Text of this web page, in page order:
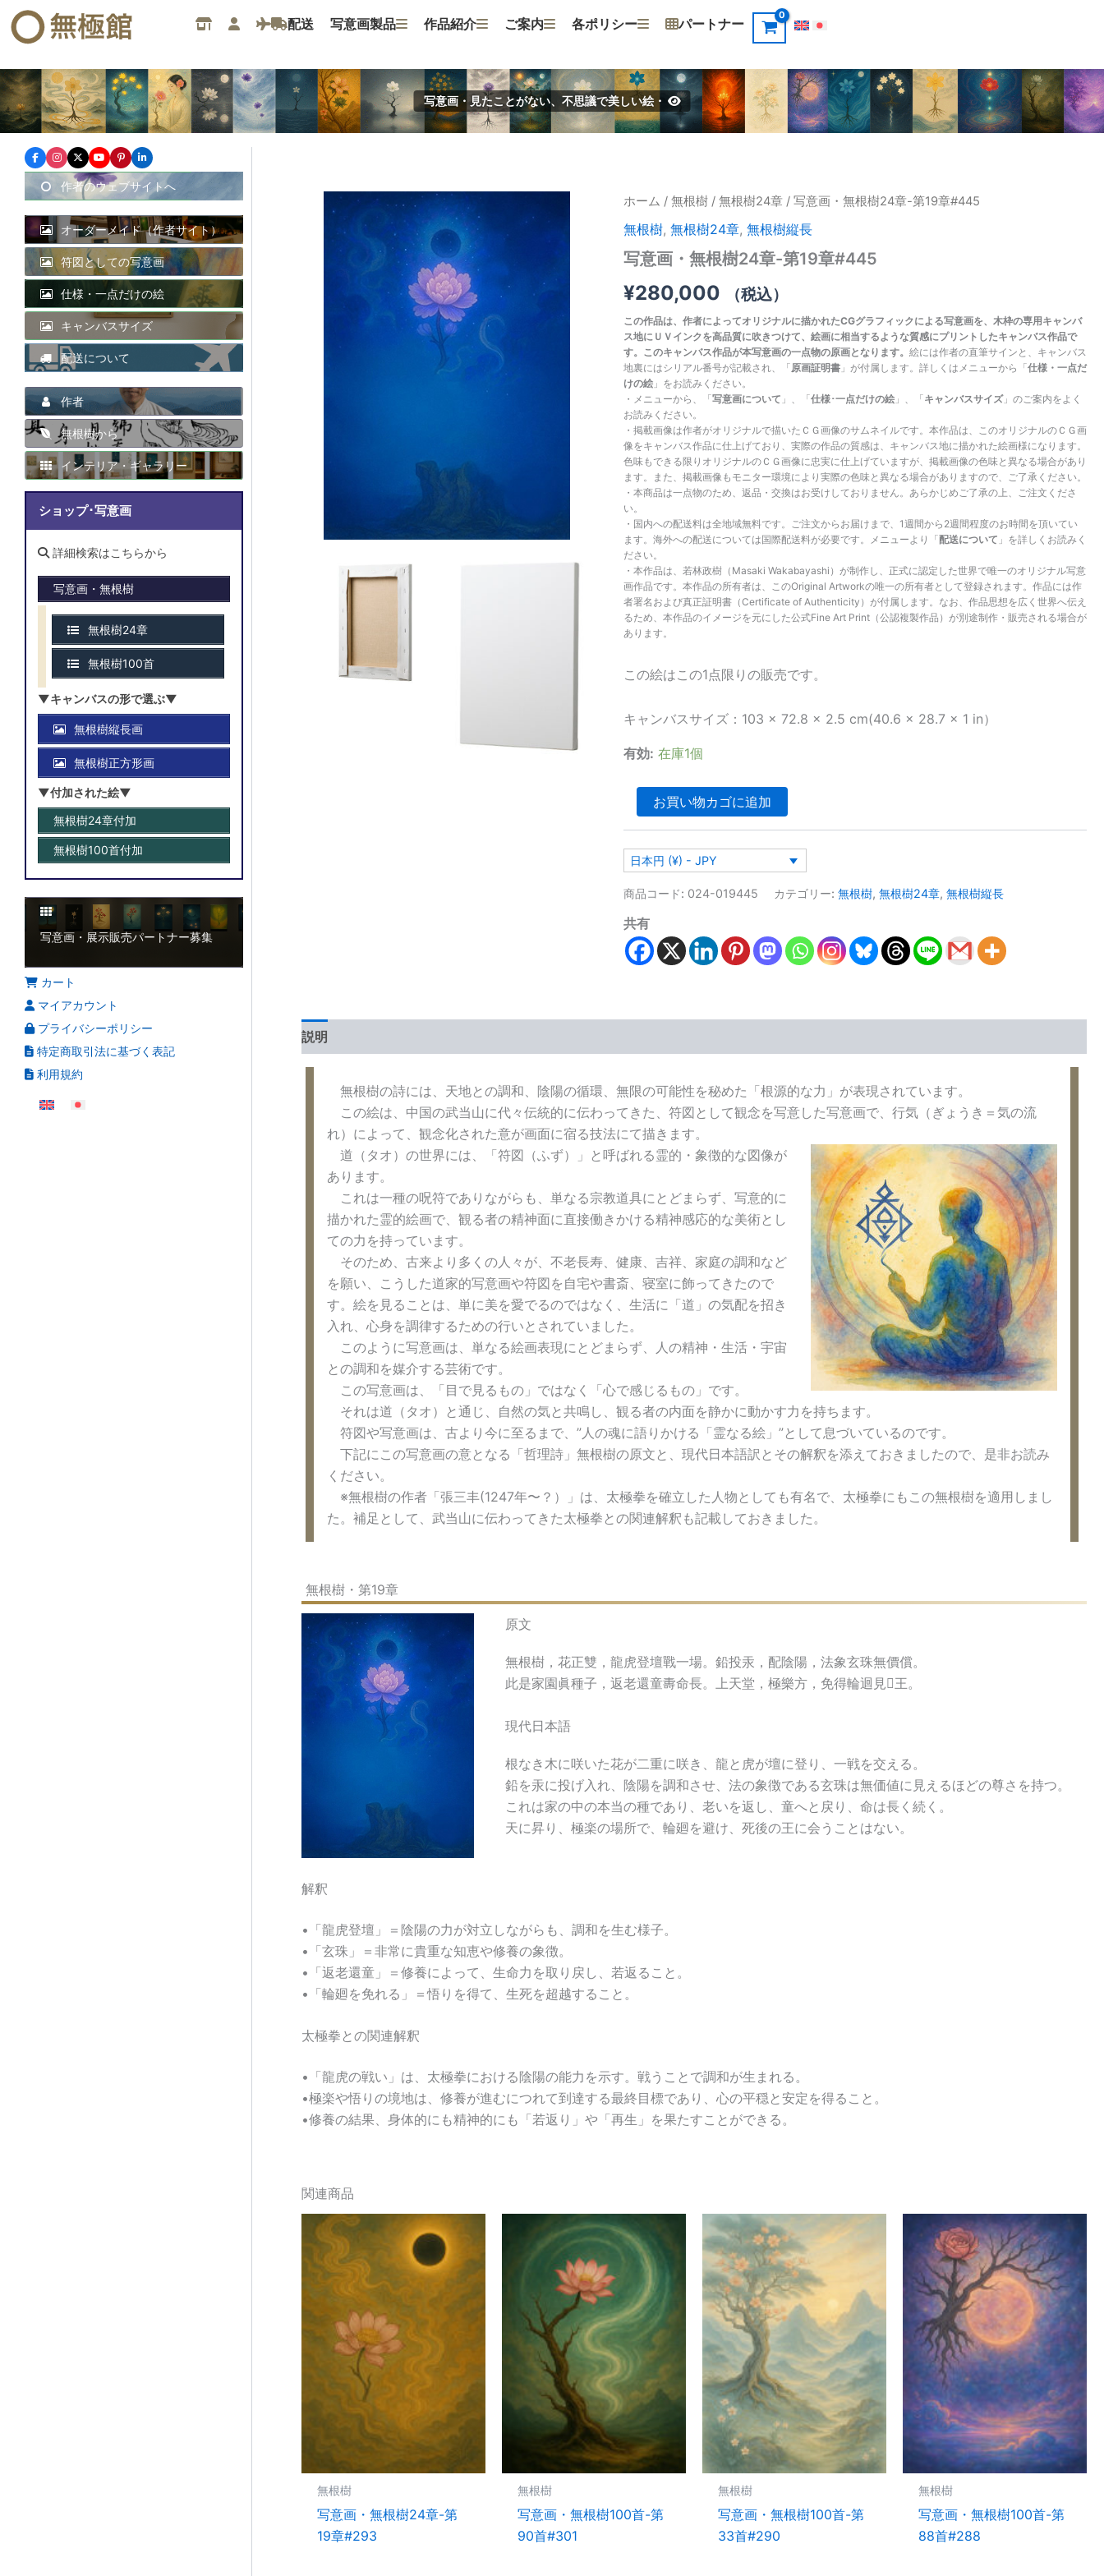
容
ス
キ
ッ
プ
配送 写意画製品 作品紹介 ご案内 各ポリシー パートナー
写意画・見たことがない、不思議で美しい絵・
作者のウェブサイトへ
オーダーメイド（作者サイト）
符図としての写意画
仕様・一点だけの絵
キャンバスサイズ
配送について
作者
無根樹から
インテリア・ギャラリー
ショップ･写意画
詳細検索はこちらから
写意画・無根樹
無根樹24章
無根樹100首
▼キャンバスの形で選ぶ▼
無根樹縦長画
無根樹正方形画
▼付加された絵▼
無根樹24章付加
無根樹100首付加
写意画・展示販売パートナー募集
カート
マイアカウント
プライバシーポリシー
特定商取引法に基づく表記
利用規約
ホーム / 無根樹/ 無根樹24章/ 写意画・無根樹24章-第19章#445
無根樹, 無根樹24章, 無根樹縦長
写意画・無根樹24章-第19章#445
¥280,000 （税込）
この作品は、作者によってオリジナルに描かれたCGグラフィックによる写意画を、木枠の専用キャンバ
ス地にＵＶインクを高品質に吹きつけて、絵画に相当するような質感にプリントしたキャンバス作品で
す。このキャンバス作品が本写意画の一点物の原画となります。 絵には作者の直筆サインと、キャンバス
地裏にはシリアル番号が記載され、「原画証明書」が付属します。詳しくはメニューから「仕様・一点だ
けの絵」をお読みください。
・メニューから、「写意画について 」、「仕様･一点だけの絵」、「キャンバスサイズ」のご案内をよく
お読みください。
・掲載画像は作者がオリジナルで描いたＣＧ画像のサムネイルです。本作品は、このオリジナルのＣＧ画
像をキャンバス作品に仕上げており、実際の作品の質感は、キャンバス地に描かれた絵画様になります。
色味もできる限りオリジナルのＣＧ画像に忠実に仕上げていますが、掲載画像の色味と異なる場合があり
ます。また、掲載画像もモニター環境により実際の色味と異なる場合がありますので、ご了承ください。
・本商品は一点物のため、返品・交換はお受けしておりません。あらかじめご了承の上、ご注文くださ
い。
・国内への配送料は全地域無料です。ご注文からお届けまで、1週間から2週間程度のお時間を頂いてい
ます。海外への配送については国際配送料が必要です。メニューより「配送について 」を詳しくお読みく
ださい。
・本作品は、若林政樹（Masaki Wakabayashi）が制作し、正式に認定した世界で唯一のオリジナル写意
画作品です。本作品の所有者は、このOriginal Artworkの唯一の所有者として登録されます。作品には作
者署名および真正証明書（Certificate of Authenticity）が付属します。なお、作品思想を広く世界へ伝え
るため、本作品のイメージを元にした公式Fine Art Print（公認複製作品）が別途制作・販売される場合が
あります。
この絵はこの1点限りの販売です。
キャンバスサイズ：103 × 72.8 × 2.5 cm(40.6 × 28.7 × 1 in）
有効: 在庫1個
写
画・
無
根
24
第
19
章
#445
個
お買い物カゴに追加
日本円 (¥) - JPY
商品コード: 024-019445 カテゴリー: 無根樹, 無根樹24章, 無根樹縦長
共有
説明
無根樹の詩には、天地との調和、陰陽の循環、無限の可能性を秘めた「根源的な力」が表現されています。
この絵は、中国の武当山に代々伝統的に伝わってきた、符図として観念を写意した写意画で、行気（ぎょうき＝気の流
れ）によって、観念化された意が画面に宿る技法にて描きます。
道（タオ）の世界には、「符図（ふず）」と呼ばれる霊的・象徴的な図像が
あります。
これは一種の呪符でありながらも、単なる宗教道具にとどまらず、写意的に
描かれた霊的絵画で、観る者の精神面に直接働きかける精神感応的な美術とし
ての力を持っています。
そのため、古来より多くの人々が、不老長寿、健康、吉祥、家庭の調和など
を願い、こうした道家的写意画や符図を自宅や書斎、寝室に飾ってきたので
す。絵を見ることは、単に美を愛でるのではなく、生活に「道」の気配を招き
入れ、心身を調律するための行いとされていました。
このように写意画は、単なる絵画表現にとどまらず、人の精神・生活・宇宙
との調和を媒介する芸術です。
この写意画は、「目で見るもの」ではなく「心で感じるもの」です。
それは道（タオ）と通じ、自然の気と共鳴し、観る者の内面を静かに動かす力を持ちます。
符図や写意画は、古より今に至るまで、”人の魂に語りかける「霊なる絵」”として息づいているのです。
下記にこの写意画の意となる「哲理詩」無根樹の原文と、現代日本語訳とその解釈を添えておきましたので、是非お読み
ください。
※無根樹の作者「張三丰(1247年〜？）」は、太極拳を確立した人物としても有名で、太極拳にもこの無根樹を適用しまし
た。補足として、武当山に伝わってきた太極拳との関連解釈も記載しておきました。
無根樹・第19章
原文
無根樹，花正雙，龍虎登壇戰一場。鉛投汞，配陰陽，法象玄珠無價償。
此是家園眞種子，返老還童夀命長。上天堂，極樂方，免得輪迴見𨶒王。
現代日本語
根なき木に咲いた花が二重に咲き、龍と虎が壇に登り、一戦を交える。
鉛を汞に投げ入れ、陰陽を調和させ、法の象徴である玄珠は無価値に見えるほどの尊さを持つ。
これは家の中の本当の種であり、老いを返し、童へと戻り、命は長く続く。
天に昇り、極楽の場所で、輪廻を避け、死後の王に会うことはない。
解釈
•「龍虎登壇」＝陰陽の力が対立しながらも、調和を生む様子。
•「玄珠」＝非常に貴重な知恵や修養の象徴。
•「返老還童」＝修養によって、生命力を取り戻し、若返ること。
•「輪廻を免れる」＝悟りを得て、生死を超越すること。
太極拳との関連解釈
•「龍虎の戦い」は、太極拳における陰陽の能力を示す。戦うことで調和が生まれる。
•極楽や悟りの境地は、修養が進むにつれて到達する最終目標であり、心の平穏と安定を得ること。
•修養の結果、身体的にも精神的にも「若返り」や「再生」を果たすことができる。
関連商品
無根樹
写意画・無根樹24章-第
19章#293
無根樹
写意画・無根樹100首-第
90首#301
無根樹
写意画・無根樹100首-第
33首#290
無根樹
写意画・無根樹100首-第
88首#288